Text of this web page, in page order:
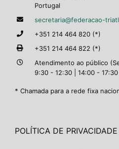
Portugal
secretaria@federacao-
+351 214 464 820 (*)
+351 214 464 822 (*)
Atendimento ao público
9:30 - 12:30 | 14:00 - 17:30
* Chamada para a rede fixa
POLÍTICA DE PRIVACIDADE